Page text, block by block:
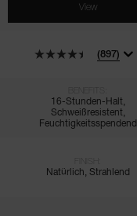
View
(897)
16-Stunden-Halt,
Schweißresistent,
Feuchtigkeitsspendend
Natürlich, Strahlend